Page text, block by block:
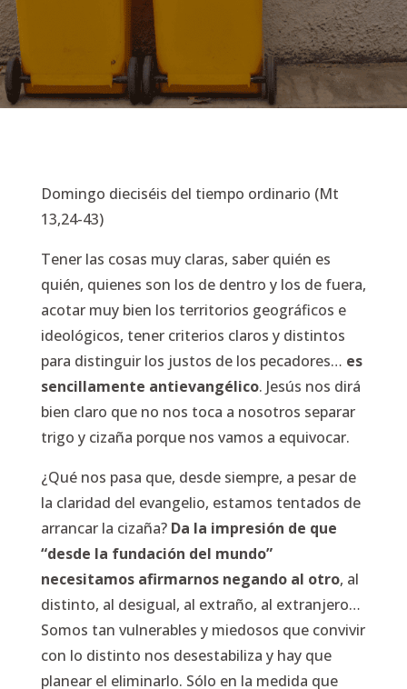
Domingo dieciséis del tiempo ordinario (Mt
13,24-43)
Tener las cosas muy claras, saber quién es
quién, quienes son los de dentro y los de fuera,
acotar muy bien los territorios geográficos e
ideológicos, tener criterios claros y distintos
para distinguir los justos de los pecadores… es
sencillamente antievangélico. Jesús nos dirá
bien claro que no nos toca a nosotros separar
trigo y cizaña porque nos vamos a equivocar.
¿Qué nos pasa que, desde siempre, a pesar de
la claridad del evangelio, estamos tentados de
arrancar la cizaña? Da la impresión de que
“desde la fundación del mundo”
necesitamos afirmarnos negando al otro, al
distinto, al desigual, al extraño, al extranjero…
Somos tan vulnerables y miedosos que convivir
con lo distinto nos desestabiliza y hay que
planear el eliminarlo. Sólo en la medida que